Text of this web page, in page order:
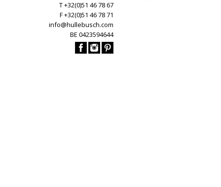
T +32(0)51 46 78 67
F +32(0)51 46 78 71
info@hullebusch.com
BE 0423594644